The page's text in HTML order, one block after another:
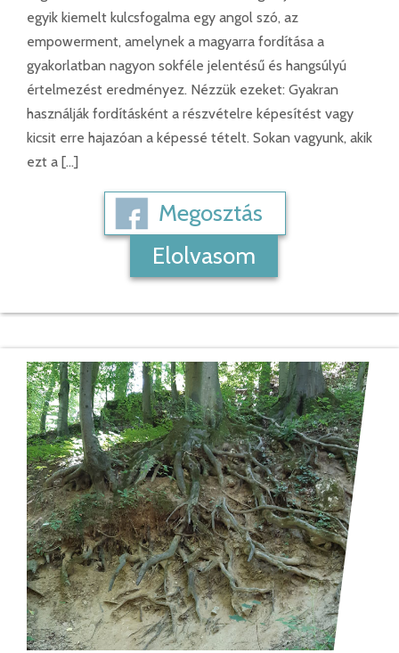
egyik kiemelt kulcsfogalma egy angol szó, az
empowerment, amelynek a magyarra fordítása a
gyakorlatban nagyon sokféle jelentésű és hangsúlyú
értelmezést eredményez. Nézzük ezeket: Gyakran
használják fordításként a részvételre képesítést vagy
kicsit erre hajazóan a képessé tételt. Sokan vagyunk, akik
ezt a […]
Megosztás
Elolvasom